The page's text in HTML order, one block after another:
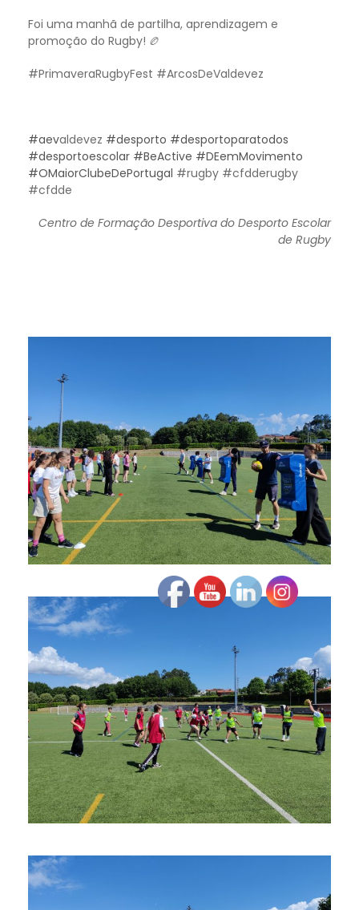
Foi uma manhã de partilha, aprendizagem e
promoção do Rugby! 🏉
#PrimaveraRugbyFest #ArcosDeValdevez
#aevaldevez #desporto #desportoparatodos
#desportoescolar #BeActive #DEemMovimento
#OMaiorClubeDePortugal #rugby #cfdderugby
#cfdde
Centro de Formação Desportiva do Desporto Escolar
de Rugby